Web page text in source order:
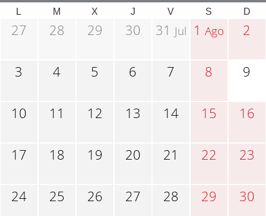
L M X J V S D
27 28 29 30 31 Jul 1Ago 2
3 4 5 6 7 8 9
10 11 12 13 14 15 16
17 18 19 20 21 22 23
24 25 26 27 28 29 30